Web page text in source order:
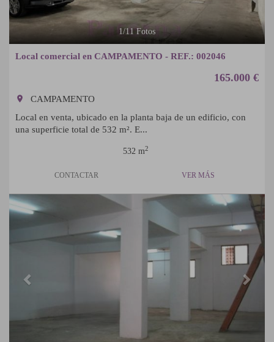
1 /11Fotos
Local comercial en CAMPAMENTO - REF.: 002046
165.000 €
room
CAMPAMENTO
Local en venta, ubicado en la planta baja de un edificio, con
una superficie total de 532 m². E...
532 m2
CONTACTAR VER MÁS
Previous Next